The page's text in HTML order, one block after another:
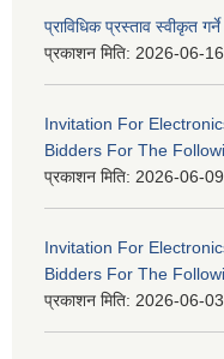
प्राविधिक प्रस्ताव स्वीकृत
प्रकाशन मिति: 2026-06-16
Invitation For
Bidders For The
प्रकाशन मिति: 2026-06-09
Invitation For
Bidders For The
प्रकाशन मिति: 2026-06-03